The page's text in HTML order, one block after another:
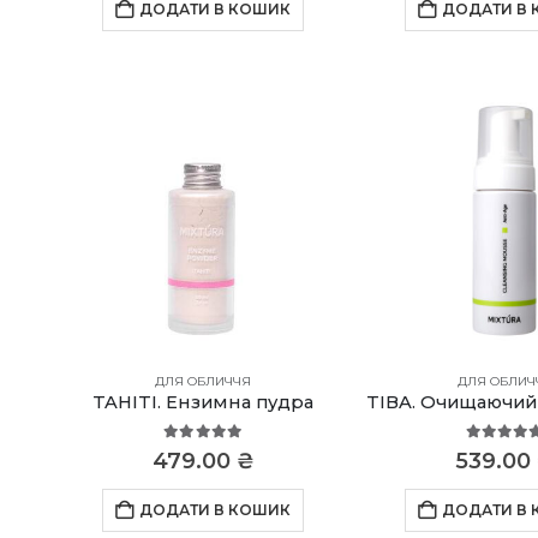
ДОДАТИ В КОШИК ДОДАТИ В
ДЛЯ ОБЛИЧЧЯ
TAHITI. Ензимна пудра
5.00 out of 5
479.00 ₴
ДОДАТИ В КОШИК
ДЛЯ
5.00
539.00
ДОДАТИ В